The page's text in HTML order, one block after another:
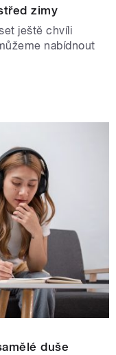
zimy
ještě chvíli
nabídnout
duše